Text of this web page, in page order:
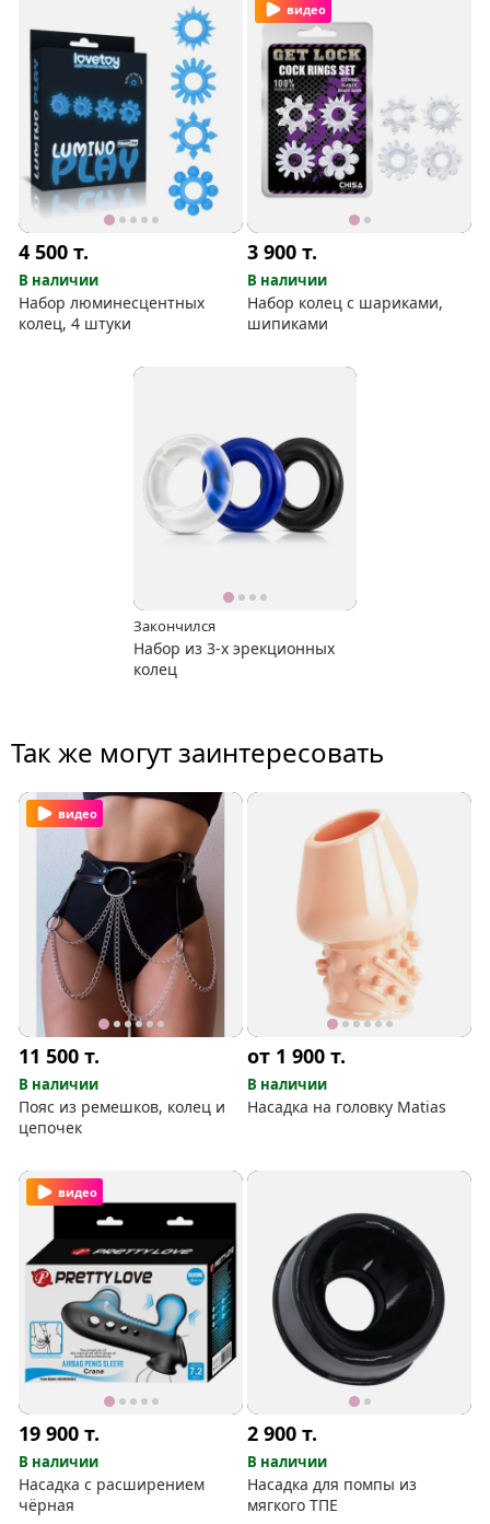
4 500т.
В наличии
Набор люминесцентных
колец, 4 штуки
видео
3 900т.
В наличии
Набор колец с шариками,
шипиками
Закончился
Набор из 3-х эрекционных
колец
Так же могут заинтересовать
видео
11 500т.
В наличии
Пояс из ремешков, колец и
цепочек
от 1 900т.
В наличии
Насадка на головку Matias
видео
19 900т.
В наличии
Насадка с расширением
чёрная
2 900т.
В наличии
Насадка для помпы из
мягкого ТПЕ